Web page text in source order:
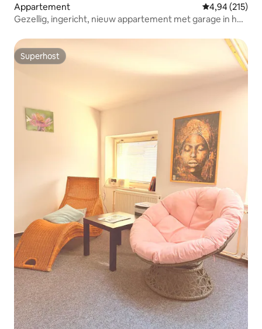
Appartement Gemiddelde
4,94 (215)
Gezellig, ingericht, nieuw appartement met garage in het
Superhost
Superhost